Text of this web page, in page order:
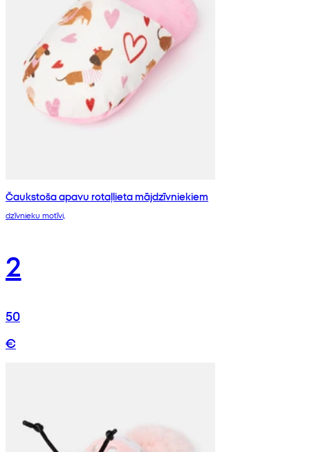
Čaukstoša apavu rotaļlieta mājdzīvniekiem
dzīvnieku motīvi,
2
50
€